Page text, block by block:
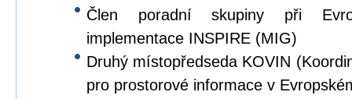
Člen poradní skupiny při
implementace INSPIRE (MIG)
Druhý místopředseda KOVIN
pro prostorové informace v